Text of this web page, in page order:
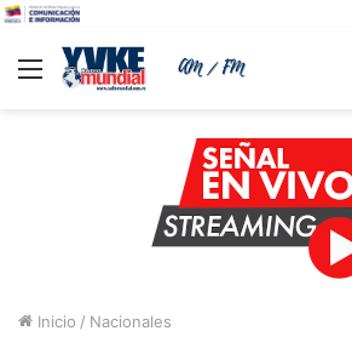
Menu
Inicio / Nacionales